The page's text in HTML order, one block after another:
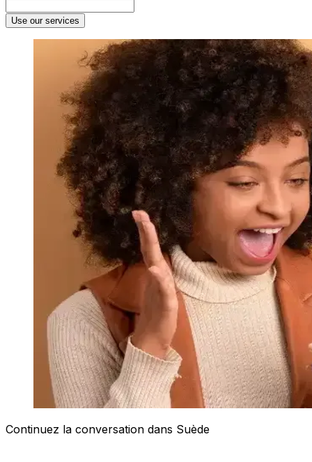
Use our services
Continuez la conversation dans Suède